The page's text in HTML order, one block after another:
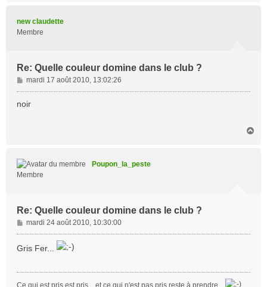
new claudette
Membre
Re: Quelle couleur domine dans le club ?
M
e
s
mardi 17 août 2010, 13:02:26
noir
Poupon_la_peste
Membre
Re: Quelle couleur domine dans le club ?
M
e
s
s
g
mardi 24 août 2010, 10:30:00
Gris Fer...
Ce qui est pris est pris... et ce qui n'est pas pris reste à prendre...